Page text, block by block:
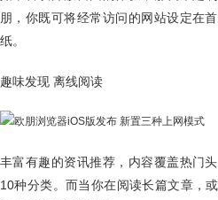
朋，你既可将经常访问的网站设定在
纸。
趣味发现 离线阅读
丰富有趣的资讯推荐，内容覆盖热门
10种分类。而当你在阅读长篇文章，